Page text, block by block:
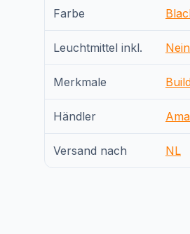
Farbe
Leuchtmittel inkl. Nein
Merkmale
Händler
Versand nach NL